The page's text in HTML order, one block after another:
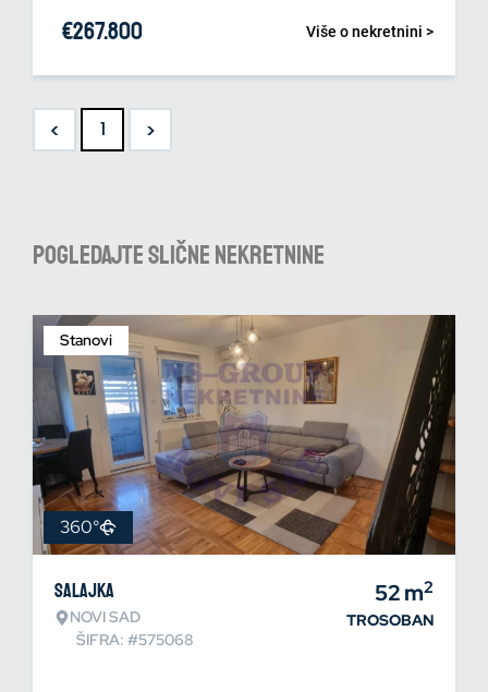
Više o nekretnini >
€267.800
< 1 >
Pogledajte slične nekretnine
Stanovi
360°
Salajka
NOVI SAD
ŠIFRA: #575068
52m2
TROSOBAN